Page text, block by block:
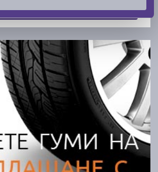
Покажи гуми